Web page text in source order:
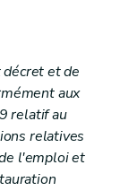
et de
aux
relatif au
relatives
l'emploi et